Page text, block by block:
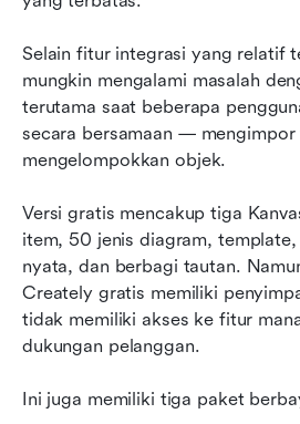
Selain fitur integrasi yang relatif
mungkin mengalami masalah
terutama saat beberapa
secara bersamaan — mengimpor
mengelompokkan objek.
Versi gratis mencakup tiga
item, 50 jenis diagram,
nyata, dan berbagi tautan.
Creately gratis memiliki
tidak memiliki akses ke fitur
dukungan pelanggan.
Ini juga memiliki tiga paket